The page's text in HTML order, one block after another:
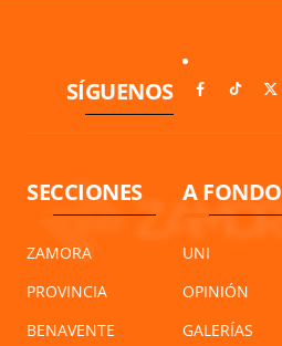
SÍGUENOS
SECCIONES
ZAMORA
PROVINCIA
BENAVENTE
A FONDO
UNI
OPINIÓN
GALERÍAS